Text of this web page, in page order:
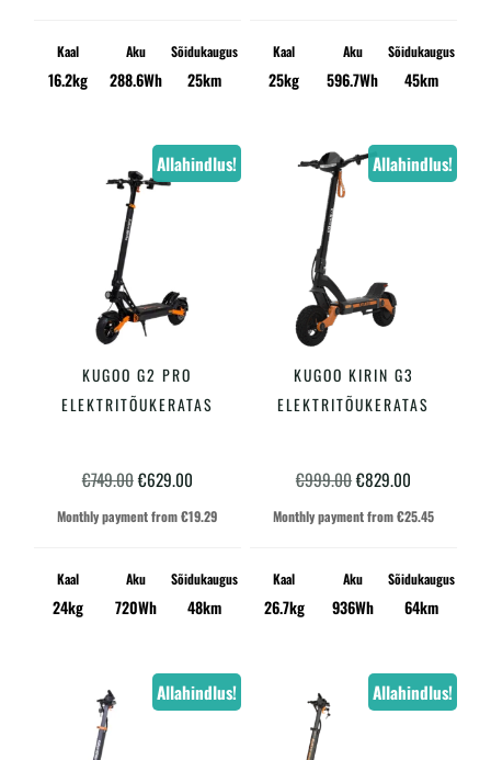
Kaal
16.2kg
Aku
288.6Wh
Sõidukaugus
25km
Kaal
25kg
Aku
596.7Wh
Sõidukaugus
45km
Allahindlus!
LISA KORVI
KUGOO G2 PRO
ELEKTRITÕUKERATAS
€749.00Algne
hind
€749.00.
€629.00Praegune
hind
€629.00.
Monthly payment from€19.29
Kaal
24kg
Aku
720Wh
Sõidukaugus
48km
Allahindlus!
LISA KORVI
KUGOO KIRIN G3
ELEKTRITÕUKERATAS
€999.00Algne
hind
€999.00.
€829.00
hind
€829.00.
Monthly payment from€25.45
Kaal
26.7kg
Aku
936Wh
Sõidukaugus
64km
Allahindlus! Allahindlus!